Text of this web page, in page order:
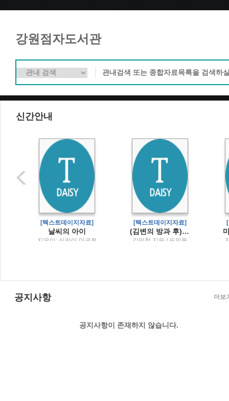
강원점자도서관
신간안내
[텍스트데이지자료]
날씨의 아이
지은이: 신카이 마코토
[텍스트데이지자료]
(김변의 방과 후) 법률사무소 그런 법이 어딨냐고 묻고 싶을 때
김민철 지음 / 뜨인돌
공지사항
공지사항이 존재하지 않습니다.
더보